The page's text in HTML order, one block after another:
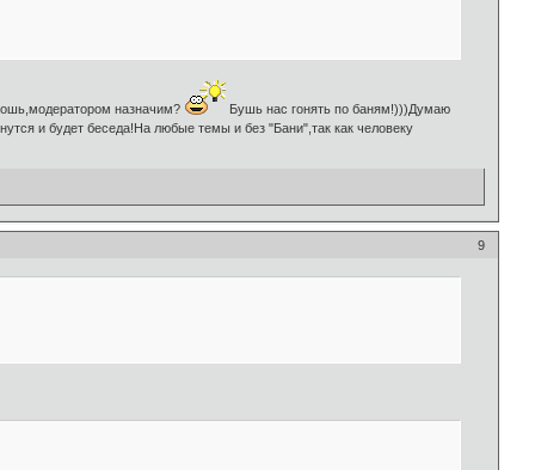
назначим?
Бушь нас гонять по баням!)))Думаю
и будет беседа!На любые темы и без "Бани",так как человеку
9